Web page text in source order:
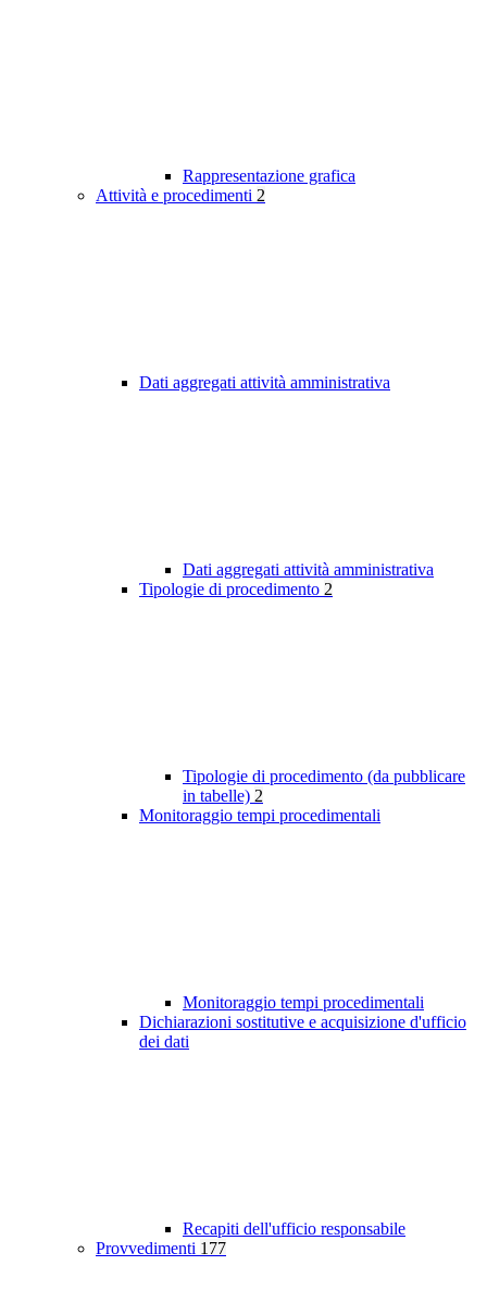
Rappresentazione grafica
Attività e procedimenti 2
Dati aggregati attività amministrativa
Dati aggregati attività amministrativa
Tipologie di procedimento 2
Tipologie di procedimento (da pubblicare
in tabelle) 2
Monitoraggio tempi procedimentali
Monitoraggio tempi procedimentali
Dichiarazioni sostitutive e acquisizione d'ufficio
dei dati
Recapiti dell'ufficio responsabile
Provvedimenti 177